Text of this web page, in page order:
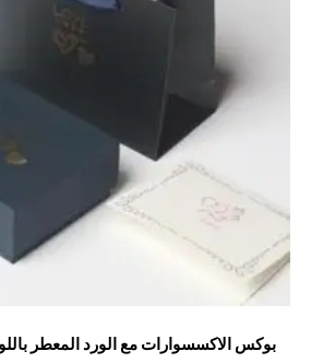
بوكس الاكسسوارات مع الورد المعطر